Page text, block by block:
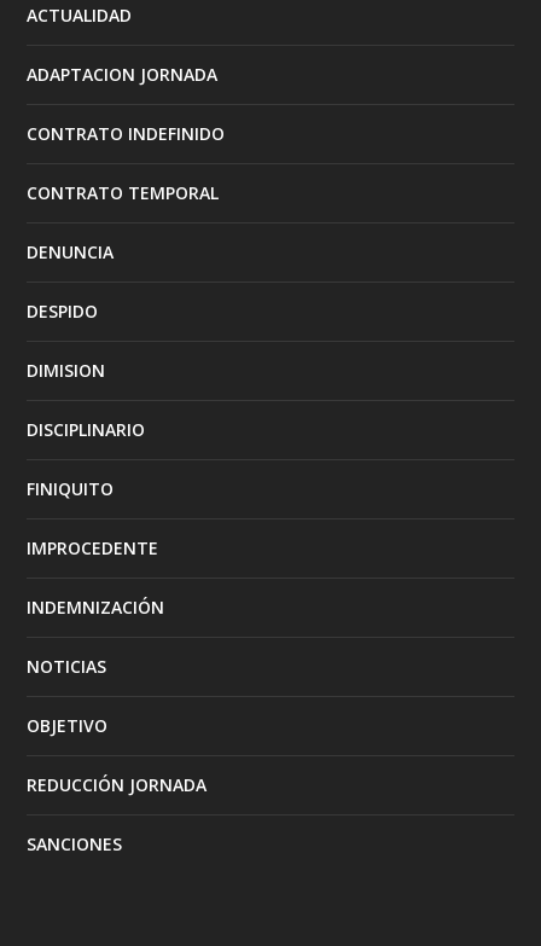
ACTUALIDAD
ADAPTACION JORNADA
CONTRATO INDEFINIDO
CONTRATO TEMPORAL
DENUNCIA
DESPIDO
DIMISION
DISCIPLINARIO
FINIQUITO
IMPROCEDENTE
INDEMNIZACIÓN
NOTICIAS
OBJETIVO
REDUCCIÓN JORNADA
SANCIONES